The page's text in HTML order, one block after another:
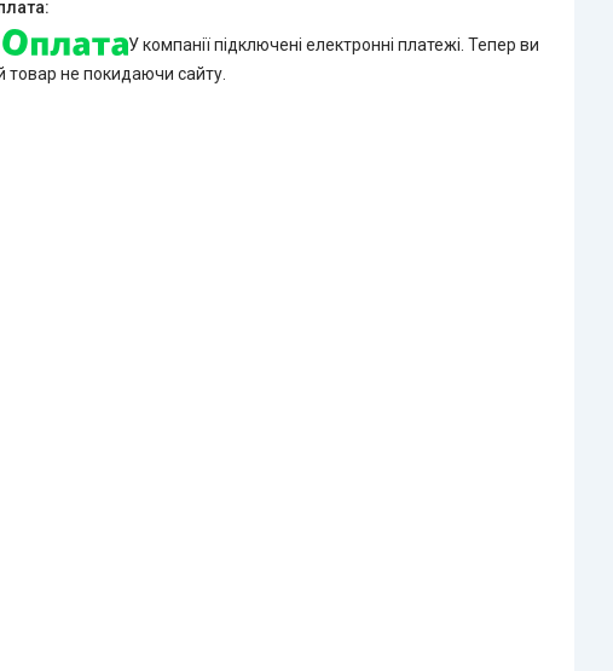
У компанії підключені електронні платежі. Тепер ви
товар не покидаючи сайту.